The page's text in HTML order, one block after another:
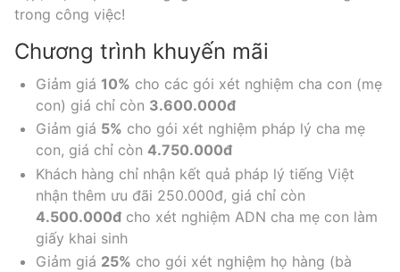
trong công việc!
Chương trình khuyến mãi
Giảm giá 10% cho các gói xét nghiệm cha con (mẹ
con) giá chỉ còn 3.600.000đ
Giảm giá 5% cho gói xét nghiệm pháp lý cha mẹ
con, giá chỉ còn 4.750.000đ
Khách hàng chỉ nhận kết quả pháp lý tiếng Việt
nhận thêm ưu đãi 250.000đ, giá chỉ còn
4.500.000đ cho xét nghiệm ADN cha mẹ con làm
giấy khai sinh
Giảm giá 25% cho gói xét nghiệm họ hàng (bà